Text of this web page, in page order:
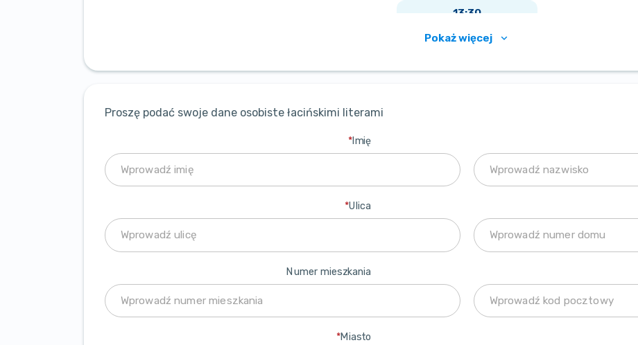
13:30
14:00
Pokaż więcej
Proszę podać swoje dane osobiste łacińskimi literami
Imię
*
Ulica
*
Numer mieszkania
Miasto
*